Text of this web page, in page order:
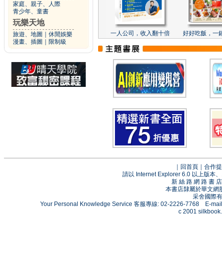
家庭、親子、人際
青少年、童書
玩樂天地
旅遊、地圖
休閒娛樂
漫畫、插圖
限制級
一人公司，收入翻十倍 好好吃飯，一
回首頁
合作
請以 Internet Explorer 6.0 以上版本
新 絲 路 網 路 書
本書店隸屬於華文網
采舍國際
Your Personal Knowledge Service 客服專線: 02-2226-7768 E-
c 2001